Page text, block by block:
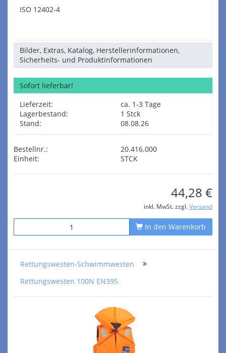
ISO 12402-4
Bilder, Extras, Katalog, Herstellerinformationen,
Sicherheits- und Produktinformationen
Sofort lieferbar!
Lieferzeit:
ca. 1-3 Tage
Lagerbestand:
1 Stck
Stand:
08.08.26
Bestellnr.:
20.416.000
Einheit:
STCK
44,28 €
inkl. MwSt. zzgl. Versand
In den Warenkorb
Rettungswesten-Schwimmwesten
Rettungswesten 100N EN395